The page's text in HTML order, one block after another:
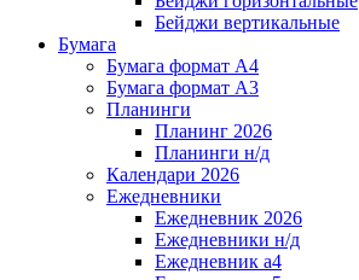
Бейджи вертикальные
Бумага
Бумага формат А4
Бумага формат А3
Планинги
Планинг 2026
Планинги н/д
Календари 2026
Ежедневники
Ежедневник 2026
Ежедневники н/д
Ежедневник а4